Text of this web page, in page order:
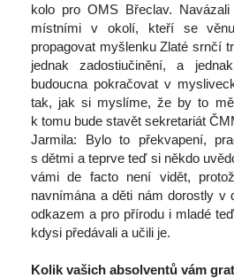
kolo pro OMS Břeclav.
místními v okolí, kteří se
propagovat myšlenku Zlaté srnčí
jednak zadostiučinění, a
budoucna pokračovat v
tak, jak si myslíme, že by to
k tomu bude stavět sekretariát
Jarmila: Bylo to překvapení,
dětmi a teprve teď si někdo
vámi de facto není vidět,
navnímána a děti nám dorostly v
odkazem a pro přírodu i mladé
kdysi předávali a učili je.
Kolik vašich absolventů vám